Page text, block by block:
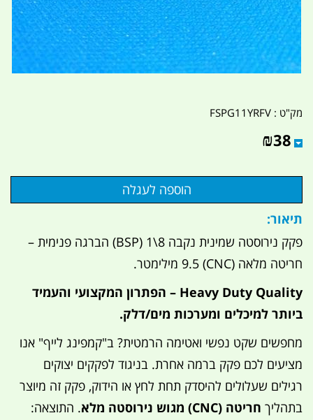
מק"ט : FSPG11YRFV
₪38
תיאור:
פקק נירוסטה שמינית נקבה 8\1 (BSP) הברגה פנימית –
חריטה מלאה (CNC) 9.5 מילימטר.
Heavy Duty Quality – הפתרון המקצועי והעמיד
ביותר למיכלים ומערכות מים/דלק.
מחפשים שקט נפשי ואטימה הרמטית? ב"קמפינג לייף" אנו
מציעים לכם פקק ברמה אחרת. בניגוד לפקקים יצוקים
רגילים שעלולים להיסדק תחת לחץ או הידוק, פקק זה מיוצר
בתהליך חריטה (CNC) מגוש נירוסטה מלא
. התוצאה: